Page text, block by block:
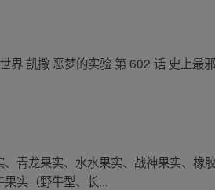
凯撒 恶梦的实验 第 602 话 史上最
青龙果实、水水果实、战神果实、橡
实（野牛型、长...